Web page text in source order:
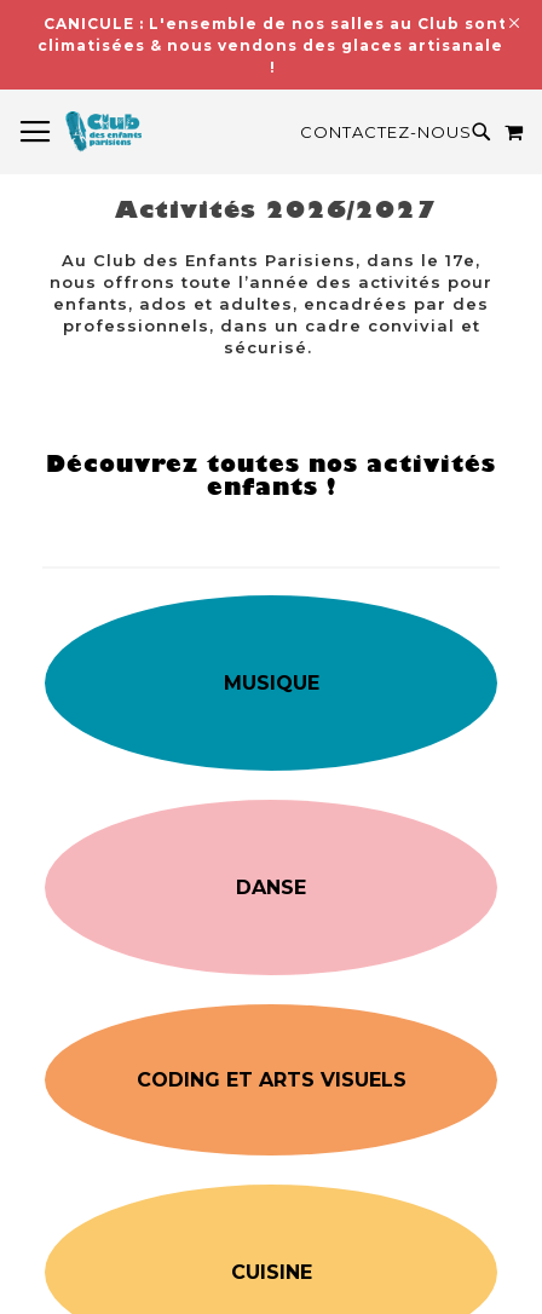
CANICULE : L'ensemble de nos salles au Club sont
climatisées & nous vendons des glaces artisanales
!
CONTACTEZ-NOUS
Activités 2026/2027
Au Club des Enfants Parisiens, dans le 17e,
nous offrons toute l’année des activités pour
enfants, ados et adultes, encadrées par des
professionnels, dans un cadre convivial et
sécurisé.
Découvrez toutes nos activités
enfants !
MUSIQUE
DANSE
CODING ET ARTS VISUELS
CUISINE